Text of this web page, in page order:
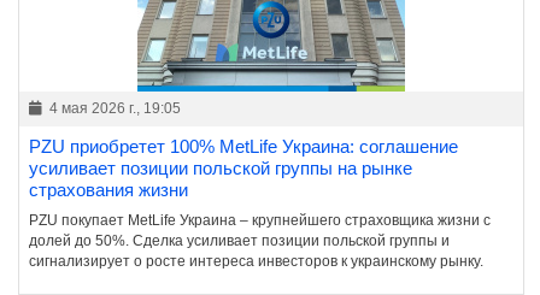
4 мая 2026 г., 19:05
PZU приобретет 100% MetLife Украина: соглашение
усиливает позиции польской группы на рынке
страхования жизни
PZU покупает MetLife Украина – крупнейшего страховщика жизни с
долей до 50%. Сделка усиливает позиции польской группы и
сигнализирует о росте интереса инвесторов к украинскому рынку.